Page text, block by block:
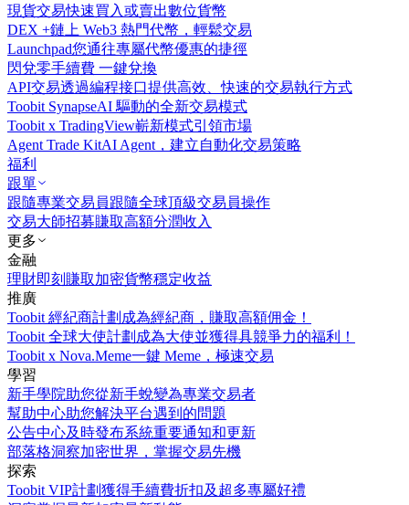
現貨交易快速買入或賣出數位貨幣
DEX +鏈上 Web3 熱門代幣，輕鬆交易
Launchpad您通往專屬代幣優惠的捷徑
閃兌零手續費 一鍵兌換
API交易透過編程接口提供高效、快速的交易執行方式
Toobit SynapseAI 驅動的全新交易模式
Toobit x TradingView嶄新模式引領市場
Agent Trade KitAI Agent，建立自動化交易策略
福利
跟單
跟隨專業交易員跟隨全球頂級交易員操作
交易大師招募賺取高額分潤收入
更多
金融
理財即刻賺取加密貨幣穩定收益
推廣
Toobit 經紀商計劃 成為經紀商，賺取高額佣金！
Toobit 全球大使計劃 成為大使並獲得具競爭力的福利！
Toobit x Nova.Meme一鍵 Meme，極速交易
學習
新手學院助您從新手蛻變為專業交易者
幫助中心助您解決平台遇到的問題
公告中心及時發布系統重要通知和更新
部落格洞察加密世界，掌握交易先機
探索
Toobit VIP計劃獲得手續費折扣及超多專屬好禮